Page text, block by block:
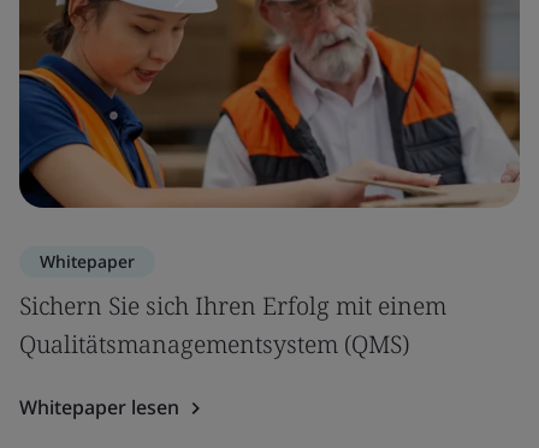
Whitepaper
Sichern Sie sich Ihren Erfolg mit einem
Qualitätsmanagementsystem (QMS)
Whitepaper lesen